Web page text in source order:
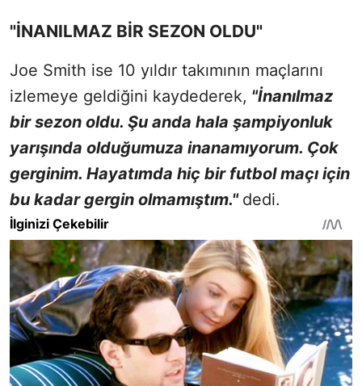
"İNANILMAZ BİR SEZON OLDU"
Joe Smith ise 10 yıldır takımının maçlarını
izlemeye geldiğini kaydederek, "İnanılmaz
bir sezon oldu. Şu anda hala şampiyonluk
yarışında olduğumuza inanamıyorum. Çok
gerginim. Hayatımda hiç bir futbol maçı için
bu kadar gergin olmamıştım." dedi.